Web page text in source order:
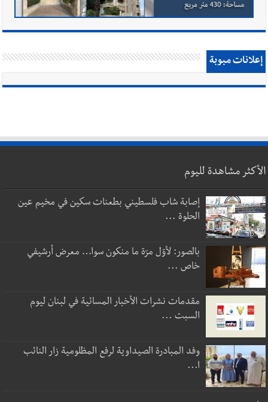
إعلانات مبوبة
الأكثر مشاهدة لليوم
إصابة شاب فلسطيني بطعنات سكين في مخيم عين
الحلوة ...
بالصور: لأوّل مرّة ما منكون سوا… معرض أرشيفي
خاص ...
مقدمات نشرات الأخبار المسائية في لبنان ليوم
السبت ...
وفد المبادرة الصيداوية لرفع المظلومية زار النائب
ا...